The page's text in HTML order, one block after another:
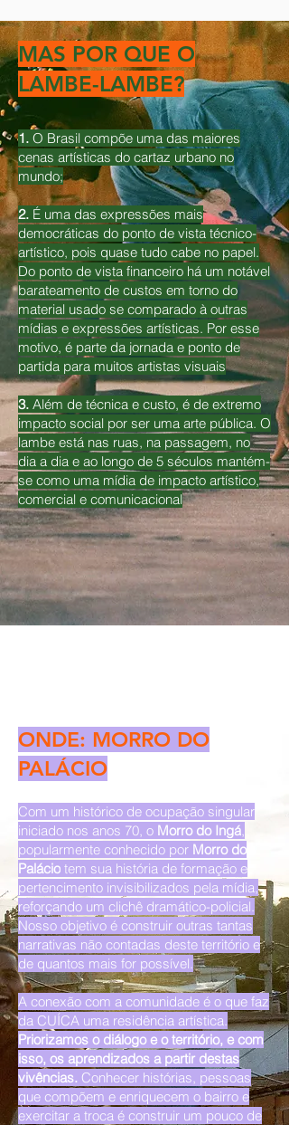
MAS POR QUE O
LAMBE-LAMBE?
1. O Brasil compõe uma das maiores
cenas artísticas do cartaz urbano no
mundo;
2. É uma das expressões mais
democráticas do ponto de vista técnico-
artístico, pois quase tudo cabe no papel.
Do ponto de vista financeiro há um notável
barateamento de custos em torno do
material usado se comparado à outras
mídias e expressões artísticas. Por esse
motivo, é parte da jornada e ponto de
partida para muitos artistas visuais
3. Além de técnica e custo, é de extremo
impacto social por ser uma arte pública. O
lambe está nas ruas, na passagem, no
dia a dia e ao longo de 5 séculos mantém-
se como uma mídia de impacto artístico,
comercial e comunicacional
ONDE: MORRO DO
PALÁCIO
Com um histórico de ocupação singular
iniciado nos anos 70, o Morro do Ingá,
popularmente conhecido por Morro do
Palácio tem sua história de formação e
pertencimento invisibilizados pela mídia,
reforçando um clichê dramático-policial.
Nosso objetivo é construir outras tantas
narrativas não contadas deste território e
de quantos mais for possível.
A conexão com a comunidade é o que faz
da CUÍCA uma residência artística.
Priorizamos o diálogo e o território, e com
isso, os aprendizados a partir destas
vivências. Conhecer histórias, pessoas
que compõem e enriquecem o bairro e
exercitar a troca é construir um pouco de